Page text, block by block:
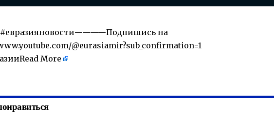
на
@eurasiamir?sub_confirmation=1
Read More